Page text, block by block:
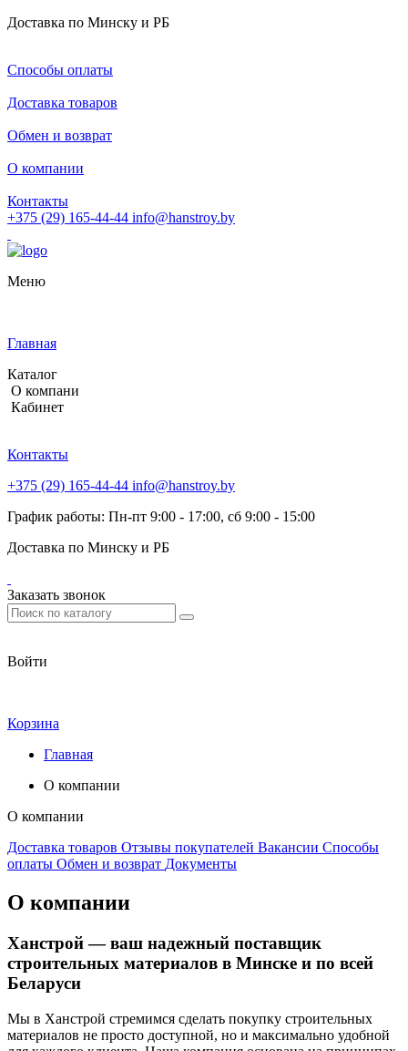
Доставка по Минску и РБ
Способы оплаты
Доставка товаров
Обмен и возврат
О компании
Контакты
+375 (29) 165-44-44 info@hanstroy.by
Меню
Главная
Каталог
О компани
Кабинет
Контакты
+375 (29) 165-44-44 info@hanstroy.by
График работы: Пн-пт 9:00 - 17:00, сб 9:00 - 15:00
Доставка по Минску и РБ
Заказать звонок
Войти
Корзина
Главная
О компании
О компании
Доставка товаров Отзывы покупателей Вакансии Способы
оплаты Обмен и возврат Документы
О компании
Ханстрой — ваш надежный поставщик
строительных материалов в Минске и по всей
Беларуси
Мы в Ханстрой стремимся сделать покупку строительных
материалов не просто доступной, но и максимально удобной